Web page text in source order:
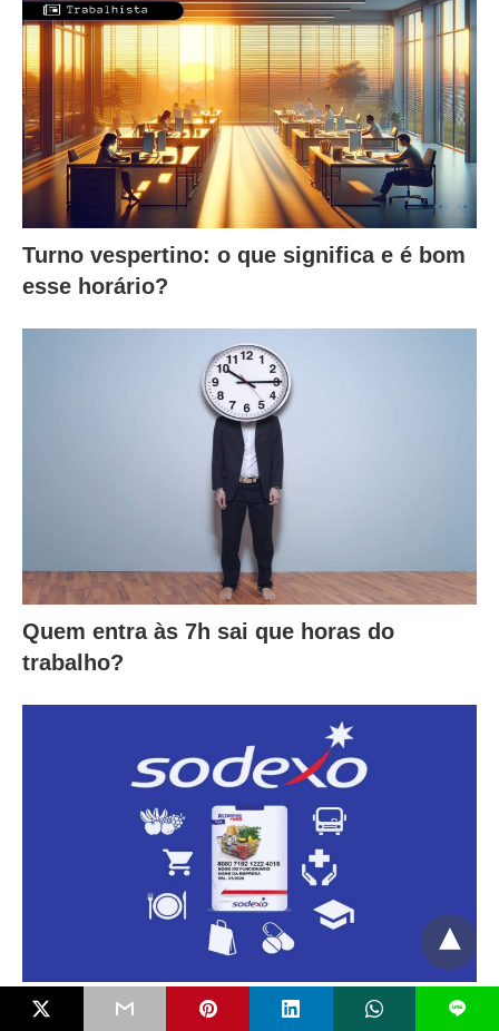
Turno vespertino: o que significa e é bom
esse horário?
Quem entra às 7h sai que horas do
trabalho?
Como consultar o saldo do Sodexo
L